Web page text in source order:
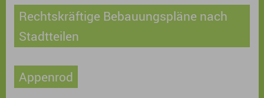
Rechtskräftige Bebauungspläne nach
Stadtteilen
Appenrod